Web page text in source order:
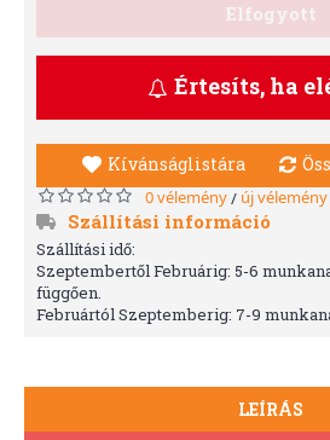
Elfogyott
Értesíts, ha
Kívánságlistára
0 vélemény/ új vélemény
Szállítási információ
Szállítási idő:
Szeptembertől Februárig: 5-6
függően.
Februártól Szeptemberig: 7-9
LEÍRÁS